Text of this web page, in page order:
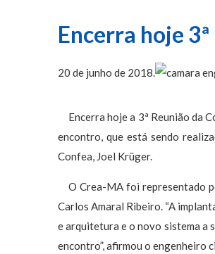
Encerra hoje
20 de junho de 2018.
Encerra hoje a 3ª Reunião da
encontro, que está sendo
Confea, Joel Krüger.
O Crea-MA foi representado
Carlos Amaral Ribeiro. “A
e arquitetura e o novo sistema a
encontro”, afirmou o engenheiro